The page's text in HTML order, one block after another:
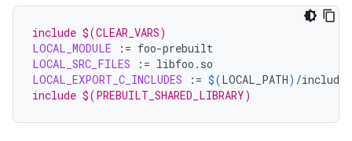
include $(CLEAR_VARS)
LOCAL_MODULE
:=
LOCAL_SRC_FILES
:=
LOCAL_EXPORT_C_INCLUDES
:= $(LOCAL_PATH)
include $(PREBUILT_SHARED_LIBRARY)